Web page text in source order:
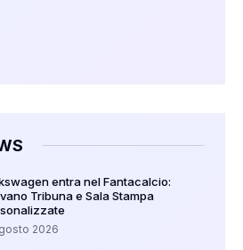
entra nel Fantacalcio:
Tribuna e Sala Stampa
2026